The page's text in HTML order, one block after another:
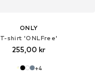
ONLY
T-shirt 'ONLFree'
255,00 kr
+4